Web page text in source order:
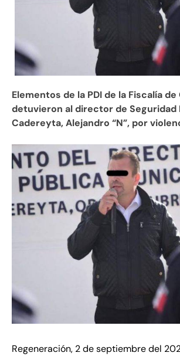
Elementos de la PDI de la Fiscalía
detuvieron al director de Seguridad
Cadereyta, Alejandro “N”, por
Regeneración, 2 de septiembre del